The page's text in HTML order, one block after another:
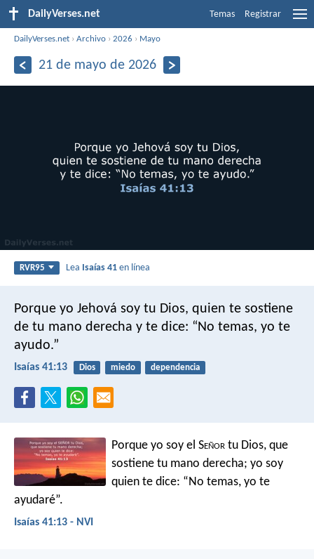
DailyVerses.net Temas Registrar
DailyVerses.net ›Archivo ›2026 › Mayo
21 de mayo de 2026
RVR95 Lea Isaías 41 en línea
Porque yo Jehová soy tu Dios, quien te sostiene
de tu mano derecha y te dice: “No temas, yo te
ayudo.”
Isaías 41:13 Dios miedo dependencia
Porque yo soy el Señor tu Dios, que
sostiene tu mano derecha; yo soy
quien te dice: “No temas, yo te
ayudaré”.
Isaías 41:13 - NVI